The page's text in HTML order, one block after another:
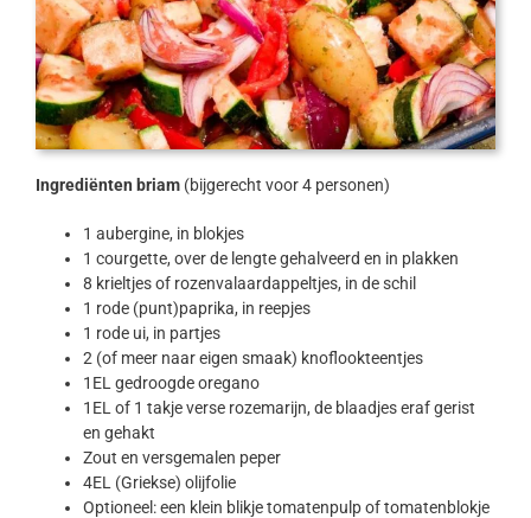
Ingrediënten briam(bijgerecht voor 4 personen)
1 aubergine, in blokjes
1 courgette, over de lengte gehalveerd en in plakken
8 krieltjes of rozenvalaardappeltjes, in de schil
1 rode (punt)paprika, in reepjes
1 rode ui, in partjes
2 (of meer naar eigen smaak) knoflookteentjes
1EL gedroogde oregano
1EL of 1 takje verse rozemarijn, de blaadjes eraf gerist
en gehakt
Zout en versgemalen peper
4EL (Griekse) olijfolie
Optioneel: een klein blikje tomatenpulp of tomatenblokje